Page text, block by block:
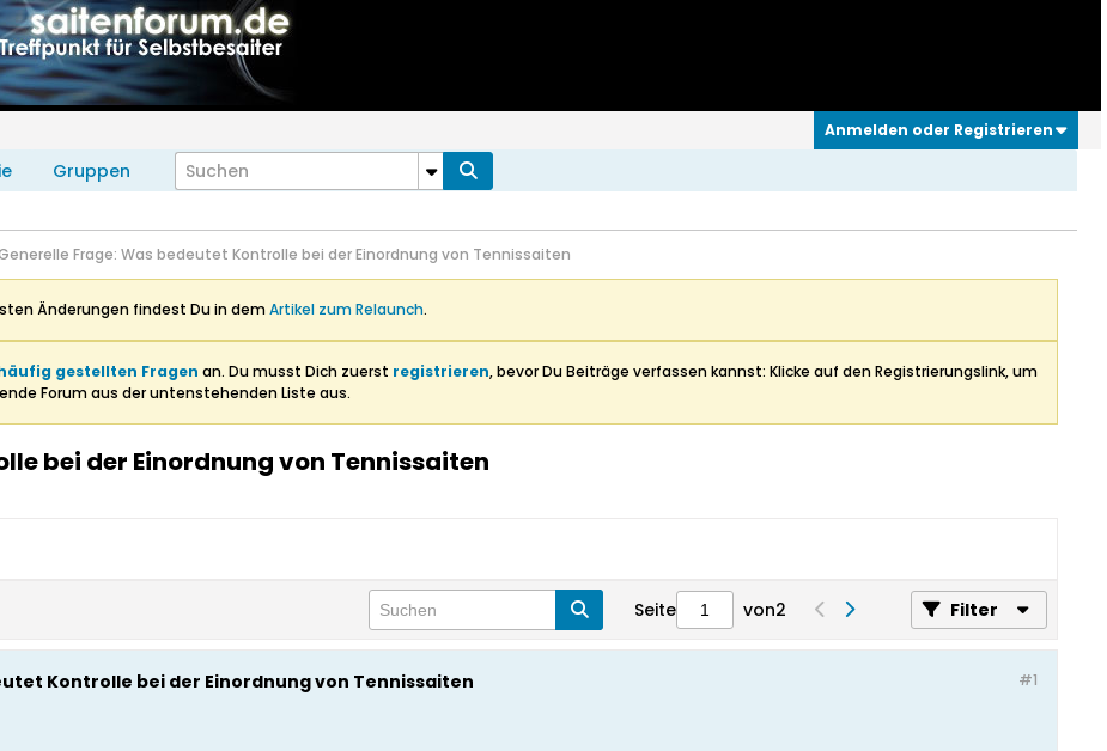
Anmelden oder Registrieren
Gruppen
Frage: Was bedeutet Kontrolle bei der Einordnung von Tennissaiten
Änderungen findest Du in demArtikel zum Relaunch.
gestellten Fragen an. Du musst Dich zuerst registrieren, bevor Du Beiträge verfassen kannst: Klicke auf den Registrierungslink, um
Forum aus der untenstehenden Liste aus.
bei der Einordnung von Tennissaiten
Seite von2 Filter
#1
Kontrolle bei der Einordnung von Tennissaiten